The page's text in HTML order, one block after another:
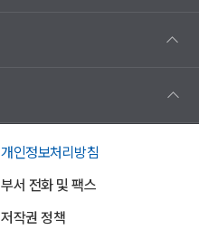
개인정보처리방침
부서 전화 및 팩스
저작권 정책